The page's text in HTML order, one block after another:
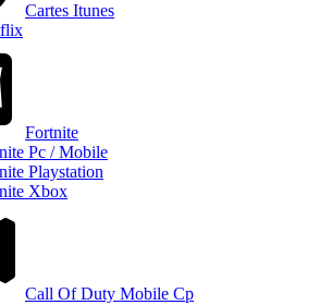
Cartes Itunes
Fortnite
Pc / Mobile
Playstation
Xbox
Call Of Duty Mobile Cp